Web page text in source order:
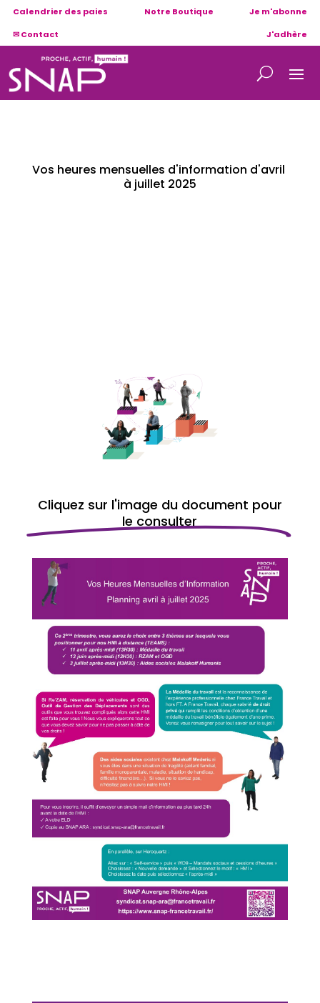
Calendrier des paies Notre Boutique
Je m'abonne
✉ Contact
J'adhère
Vos heures mensuelles d'information d'avril
à juillet 2025
Cliquez sur l'image du document pour
le consulter